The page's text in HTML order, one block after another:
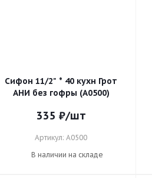
Сифон 11/2" * 40 кухн Грот
АНИ без гофры (А0500)
335 ₽/шт
Артикул: А0500
В наличии на складе